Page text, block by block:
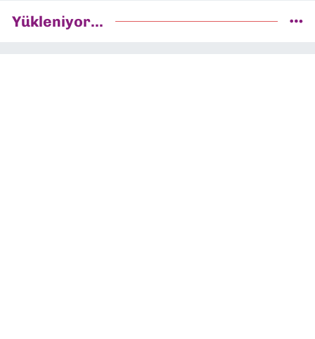
Yükleniyor...